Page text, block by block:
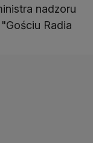
nadzoru
Radia